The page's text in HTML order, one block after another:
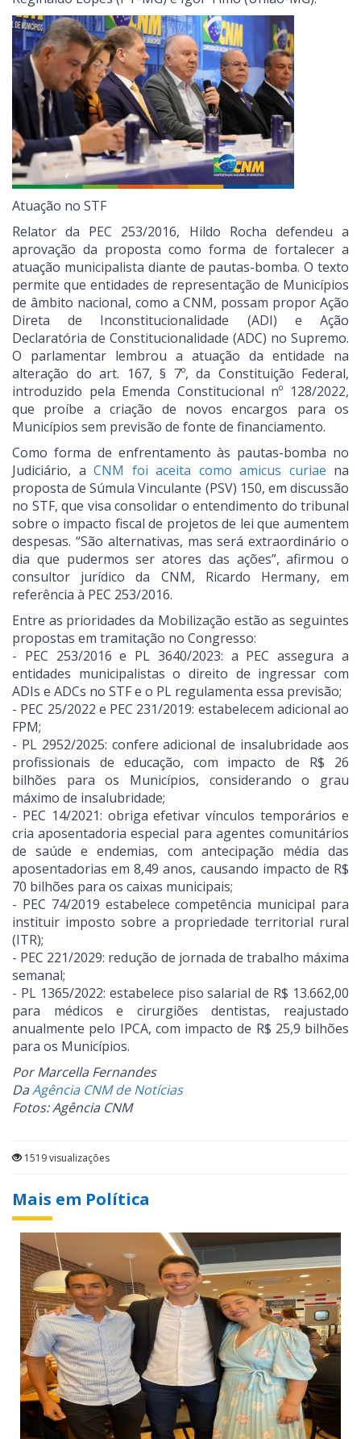
Atuação no STF
Relator da PEC 253/2016, Hildo Rocha defendeu a
aprovação da proposta como forma de fortalecer a
atuação municipalista diante de pautas-bomba. O texto
permite que entidades de representação de Municípios
de âmbito nacional, como a CNM, possam propor Ação
Direta de Inconstitucionalidade (ADI) e Ação
Declaratória de Constitucionalidade (ADC) no Supremo.
O parlamentar lembrou a atuação da entidade na
alteração do art. 167, § 7º, da Constituição Federal,
introduzido pela Emenda Constitucional nº 128/2022,
que proíbe a criação de novos encargos para os
Municípios sem previsão de fonte de financiamento.
Como forma de enfrentamento às pautas-bomba no
Judiciário, a CNM foi aceita como amicus curiae na
proposta de Súmula Vinculante (PSV) 150, em discussão
no STF, que visa consolidar o entendimento do tribunal
sobre o impacto fiscal de projetos de lei que aumentem
despesas. “São alternativas, mas será extraordinário o
dia que pudermos ser atores das ações”, afirmou o
consultor jurídico da CNM, Ricardo Hermany, em
referência à PEC 253/2016.
Entre as prioridades da Mobilização estão as seguintes
propostas em tramitação no Congresso:
- PEC 253/2016 e PL 3640/2023: a PEC assegura a
entidades municipalistas o direito de ingressar com
ADIs e ADCs no STF e o PL regulamenta essa previsão;
- PEC 25/2022 e PEC 231/2019: estabelecem adicional ao
FPM;
- PL 2952/2025: confere adicional de insalubridade aos
profissionais de educação, com impacto de R$ 26
bilhões para os Municípios, considerando o grau
máximo de insalubridade;
- PEC 14/2021: obriga efetivar vínculos temporários e
cria aposentadoria especial para agentes comunitários
de saúde e endemias, com antecipação média das
aposentadorias em 8,49 anos, causando impacto de R$
70 bilhões para os caixas municipais;
- PEC 74/2019 estabelece competência municipal para
instituir imposto sobre a propriedade territorial rural
(ITR);
- PEC 221/2029: redução de jornada de trabalho máxima
semanal;
- PL 1365/2022: estabelece piso salarial de R$ 13.662,00
para médicos e cirurgiões dentistas, reajustado
anualmente pelo IPCA, com impacto de R$ 25,9 bilhões
para os Municípios.
Por Marcella Fernandes
DaAgência CNM de Notícias
Fotos: Agência CNM
1519 visualizações
Mais em Política